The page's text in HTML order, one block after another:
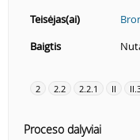
Teisėjas(ai)
Baigtis
2 2.2 2.2.1 II
Proceso dalyviai